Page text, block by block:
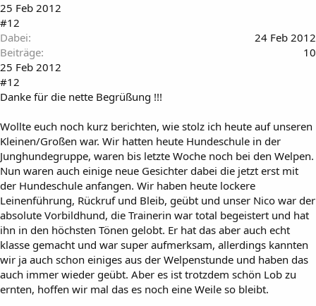
25 Feb 2012
#12
Dabei
24 Feb 2012
Beiträge
10
25 Feb 2012
#12
Danke für die nette Begrüßung !!!
Wollte euch noch kurz berichten, wie stolz ich heute auf unseren
Kleinen/Großen war. Wir hatten heute Hundeschule in der
Junghundegruppe, waren bis letzte Woche noch bei den Welpen.
Nun waren auch einige neue Gesichter dabei die jetzt erst mit
der Hundeschule anfangen. Wir haben heute lockere
Leinenführung, Rückruf und Bleib, geübt und unser Nico war der
absolute Vorbildhund, die Trainerin war total begeistert und hat
ihn in den höchsten Tönen gelobt. Er hat das aber auch echt
klasse gemacht und war super aufmerksam, allerdings kannten
wir ja auch schon einiges aus der Welpenstunde und haben das
auch immer wieder geübt. Aber es ist trotzdem schön Lob zu
ernten, hoffen wir mal das es noch eine Weile so bleibt.